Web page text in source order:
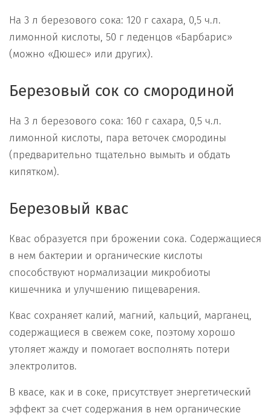
На 3 л березового сока: 120 г сахара, 0,5 ч.л.
лимонной кислоты, 50 г леденцов «Барбарис»
(можно «Дюшес» или других).
Березовый сок со смородиной
На 3 л березового сока: 160 г сахара, 0,5 ч.л.
лимонной кислоты, пара веточек смородины
(предварительно тщательно вымыть и обдать
кипятком).
Березовый квас
Квас образуется при брожении сока. Содержащиеся
в нем бактерии и органические кислоты
способствуют нормализации микробиоты
кишечника и улучшению пищеварения.
Квас сохраняет калий, магний, кальций, марганец,
содержащиеся в свежем соке, поэтому хорошо
утоляет жажду и помогает восполнять потери
электролитов.
В квасе, как и в соке, присутствует энергетический
эффект за счет содержания в нем органические